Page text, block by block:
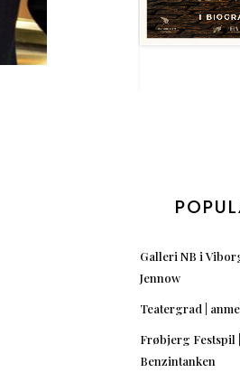
Galleri NB i
Jennow
Teatergrad |
Frøbjerg Festspil
Benzintanken